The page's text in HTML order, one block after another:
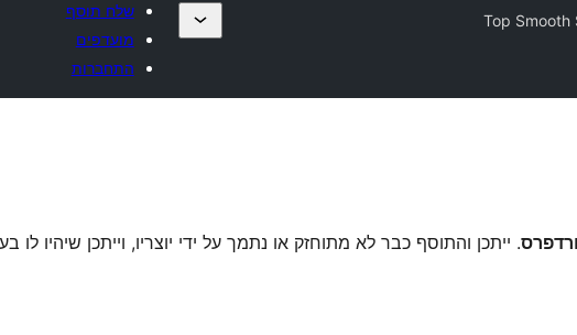
Top Smooth
שלח תוסף
מועדפים
התחברות
. ייתכן והתוסף כבר לא מתוחזק או נתמך על ידי יוצריו, וייתכן שיהיו לו